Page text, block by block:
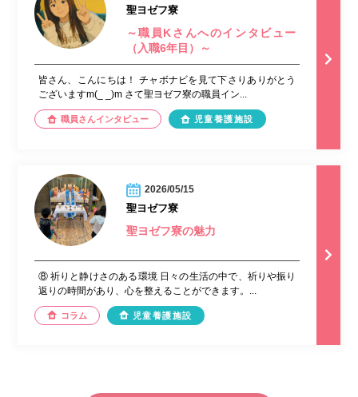
聖ヨゼフ寮
～職員Kさんへのインタビュー
（入職6年目）～
皆さん、こんにちは！ チャボナビを見て下さりありがとう
ございますm(_ _)m さて聖ヨゼフ寮の職員イン...
職員さんインタビュー 児童養護施設
2026/05/15
聖ヨゼフ寮
聖ヨゼフ寮の魅力
⑧ 祈りと静けさのある環境 日々の生活の中で、祈りや振り
返りの時間があり、心を整えることができます。...
コラム 児童養護施設